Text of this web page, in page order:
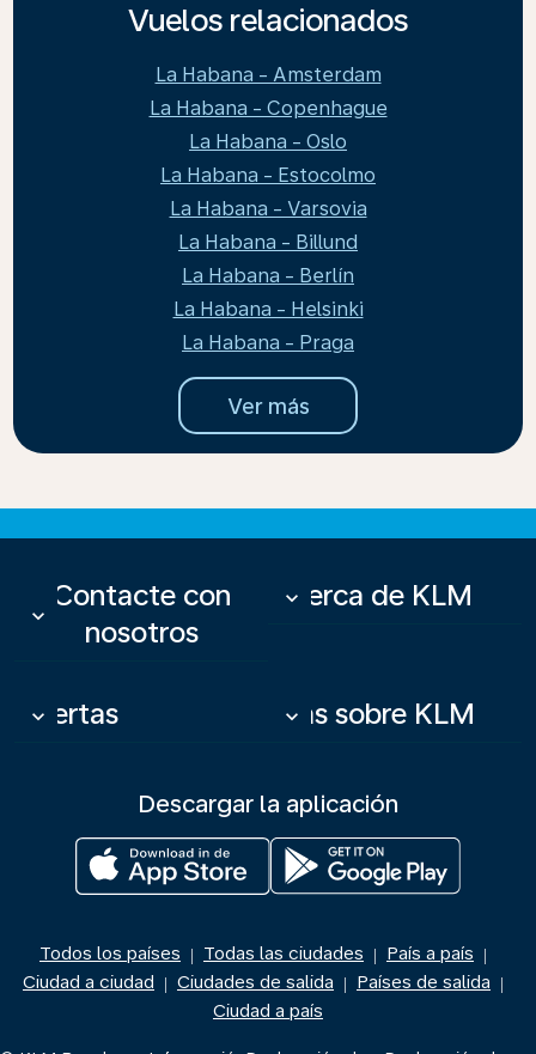
Vuelos relacionados
La Habana - Amsterdam
La Habana - Copenhague
La Habana - Oslo
La Habana - Estocolmo
La Habana - Varsovia
La Habana - Billund
La Habana - Berlín
La Habana - Helsinki
La Habana - Praga
Ver más
Contacte con
nosotros
keyboard_arrow_down
Acerca de KLM
keyboard_arrow_down
Ofertas
keyboard_arrow_down Más sobre KLM
keyboard_arrow_down
Descargar la aplicación
Todos los países | Todas las ciudades | País a país |
Ciudad a ciudad | Ciudades de salida | Países de salida |
Ciudad a país